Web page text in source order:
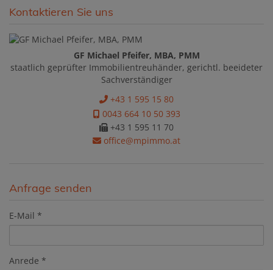
Kontaktieren Sie uns
GF Michael Pfeifer, MBA, PMM
staatlich geprüfter Immobilientreuhänder, gerichtl. beeideter
Sachverständiger
+43 1 595 15 80
0043 664 10 50 393
+43 1 595 11 70
office@mpimmo.at
Anfrage senden
E-Mail
Anrede